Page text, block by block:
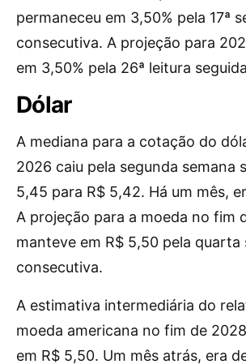
permaneceu em 3,50% pela 17ª
consecutiva. A projeção para
em 3,50% pela 26ª leitura
Dólar
A mediana para a cotação do
2026 caiu pela segunda semana
5,45 para R$ 5,42. Há um mês,
A projeção para a moeda no fim
manteve em R$ 5,50 pela quarta
consecutiva.
A estimativa intermediária do
moeda americana no fim de
em R$ 5,50. Um mês atrás, era